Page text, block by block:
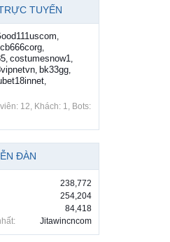
TUYẾN
,
cb666corg,
, costumesnow1,
, bk33gg,
,
12, Khách: 1, Bots:
ĐÀN
238,772
254,204
84,418
Jitawincncom